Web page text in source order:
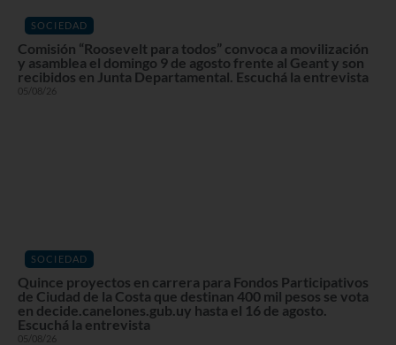
SOCIEDAD
Comisión “Roosevelt para todos” convoca a movilización
y asamblea el domingo 9 de agosto frente al Geant y son
recibidos en Junta Departamental. Escuchá la entrevista
05/08/26
SOCIEDAD
Quince proyectos en carrera para Fondos Participativos
de Ciudad de la Costa que destinan 400 mil pesos se vota
en decide.canelones.gub.uy hasta el 16 de agosto.
Escuchá la entrevista
05/08/26